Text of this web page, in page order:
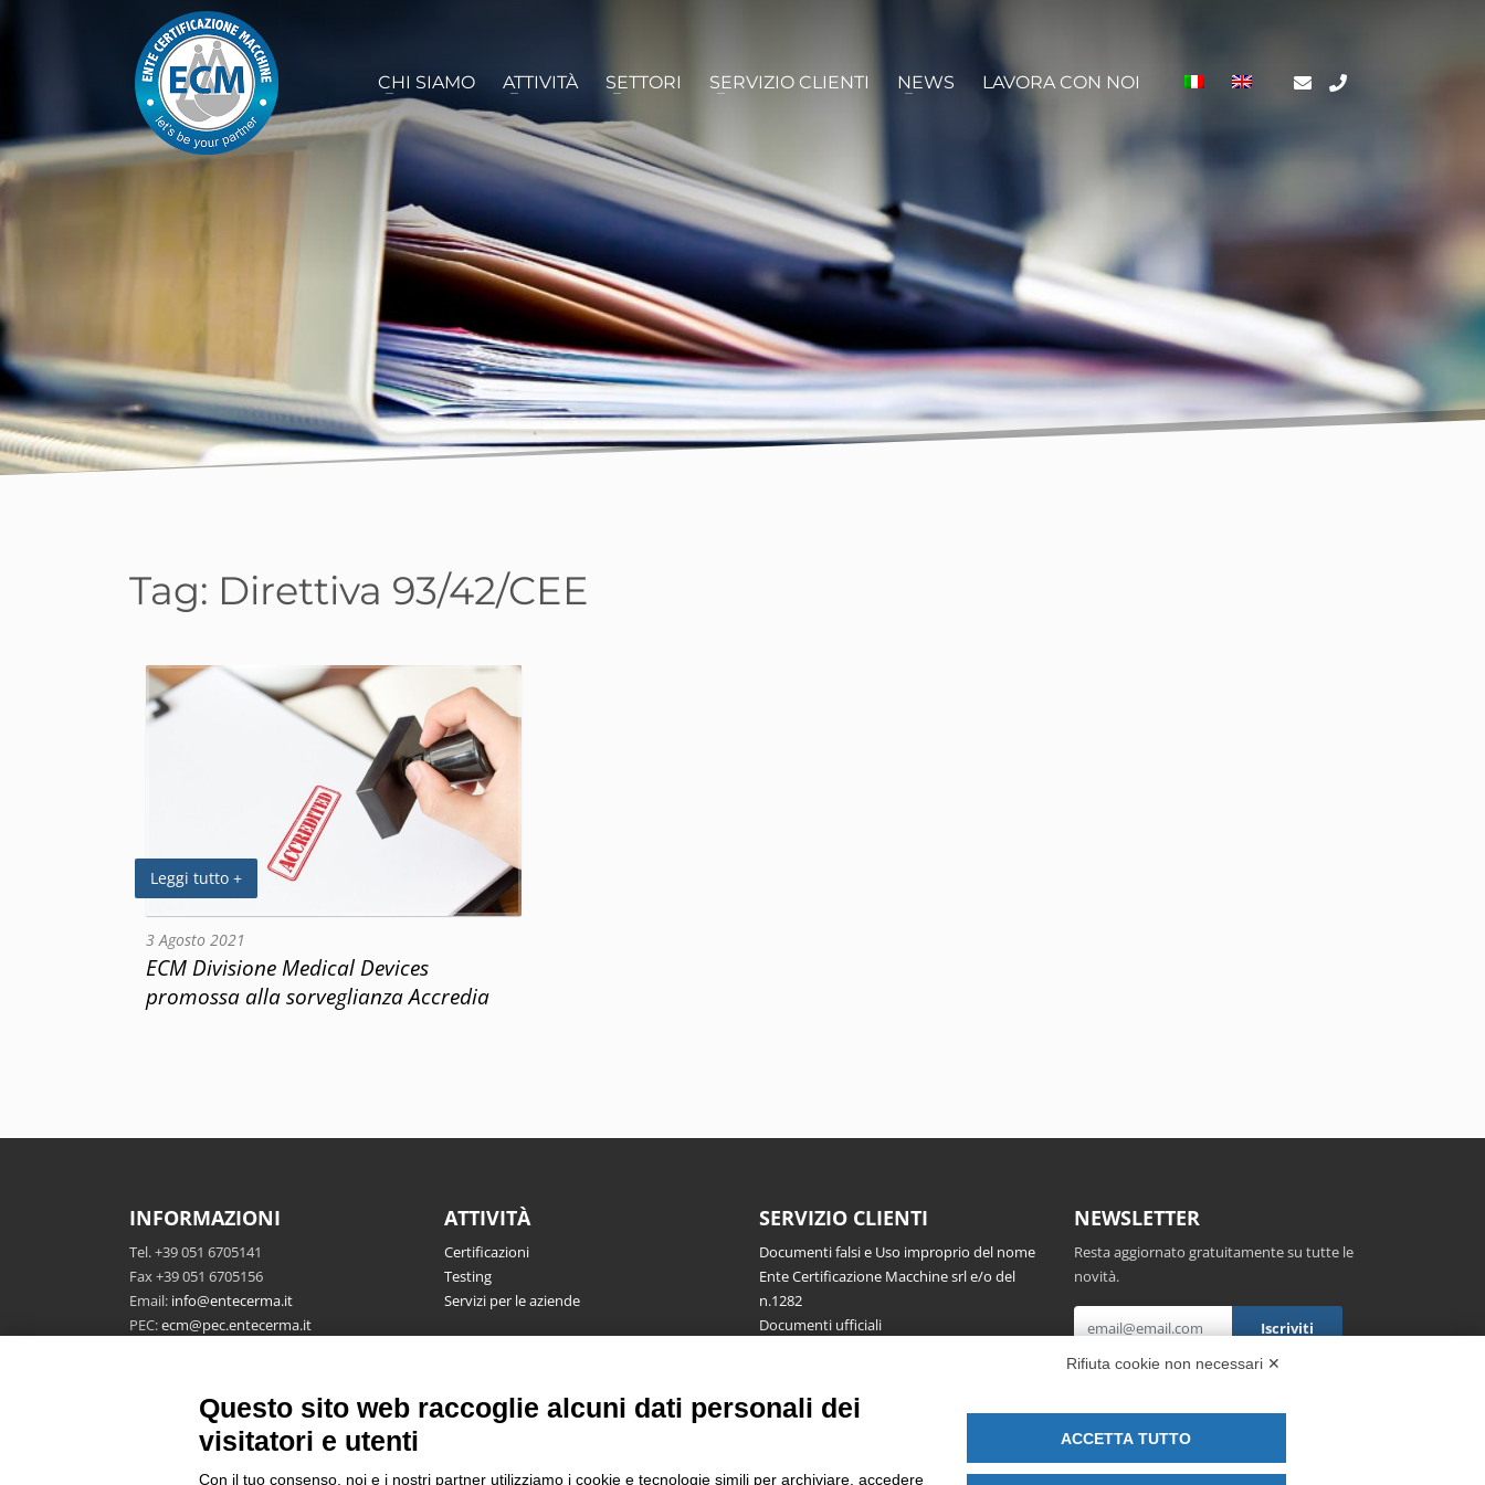
CHI SIAMO ATTIVITÀ SETTORI SERVIZIO CLIENTI NEWS LAVORA CON NOI
Tag: Direttiva 93/42/CEE
Leggi tutto +
3 Agosto 2021
ECM Divisione Medical Devices
promossa alla sorveglianza Accredia
INFORMAZIONI
Tel. +39 051 6705141
Fax +39 051 6705156
Email: info@entecerma.it
PEC:ecm@pec.entecerma.it
Via Cà Bella 243, 40053 Valsamoggia -
Location Castello di Serravalle (Bo) Italy
ATTIVITÀ
Certificazioni
Testing
Servizi per le aziende
SERVIZIO CLIENTI
Documenti falsi e Uso improprio del nome
Ente Certificazione Macchine srl e/o del
n.1282
Documenti ufficiali
Pubblicazioni
NEWSLETTER
Resta aggiornato gratuitamente su tutte le
novità.
Cliccando su Iscriviti dichiari di aver letto e
Rifiuta cookie non necessari ✕
Questo sito web raccoglie alcuni dati personali dei
visitatori e utenti
Con il tuo consenso, noi e i nostri partner utilizziamo i cookie e tecnologie simili per archiviare, accedere
ACCETTA TUTTO